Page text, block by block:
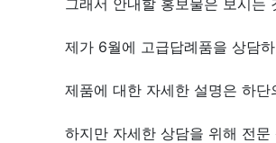
제가 6월에 고급답례품을 상담
제품에 대한 자세한 설명은 하
하지만 자세한 상담을 위해 전